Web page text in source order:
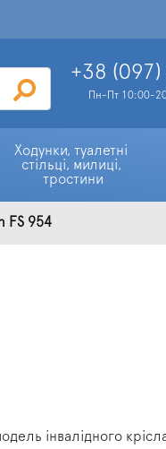
+38 (097)
Пн-Пт 10:00-
Ходунки, туалетні
стільці, милиці,
тростини
FS 954
інвалідного